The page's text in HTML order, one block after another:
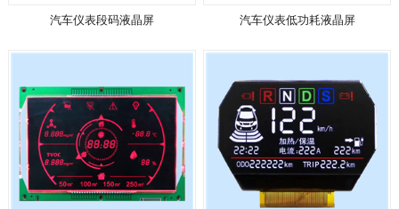
汽车仪表段码液晶屏 汽车仪表低功耗液晶屏